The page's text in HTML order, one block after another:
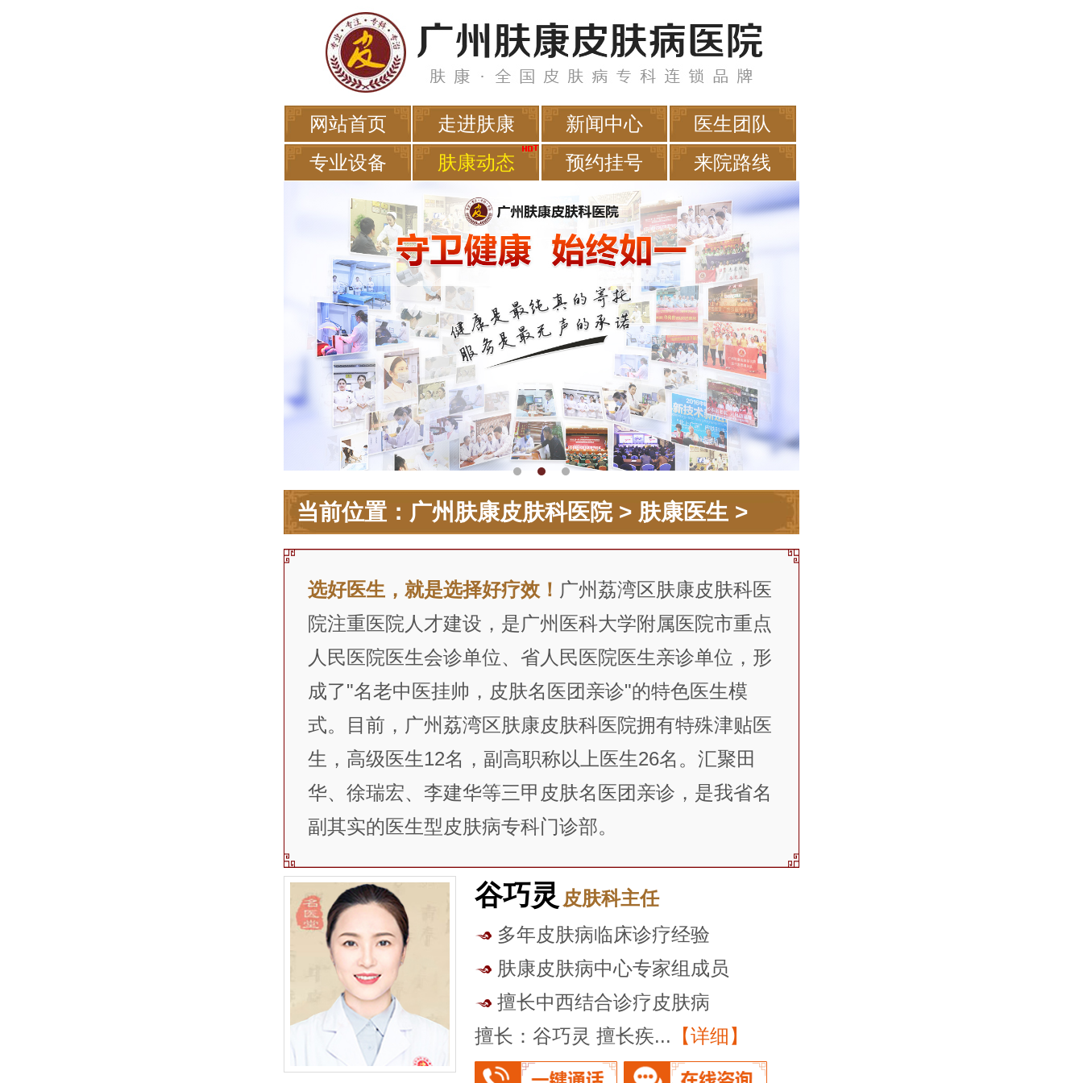
网站首页 走进肤康 新闻中心
医生团队
专业设备
肤康动态 预约挂号 来院路线
当前位置： 广州肤康皮肤科医院> 肤康医生 >
选好医生，就是选择好疗效！ 广州荔湾区肤康皮肤科医
院注重医院人才建设，是广州医科大学附属医院市重点
人民医院医生会诊单位、省人民医院医生亲诊单位，形
成了"名老中医挂帅，皮肤名医团亲诊"的特色医生模
式。目前，广州荔湾区肤康皮肤科医院拥有特殊津贴医
生，高级医生12名，副高职称以上医生26名。汇聚田
华、徐瑞宏、李建华等三甲皮肤名医团亲诊，是我省名
副其实的医生型皮肤病专科门诊部。
谷巧灵 皮肤科主任
多年皮肤病临床诊疗经验
肤康皮肤病中心专家组成员
擅长中西结合诊疗皮肤病
擅长：谷巧灵 擅长疾... 【详细】